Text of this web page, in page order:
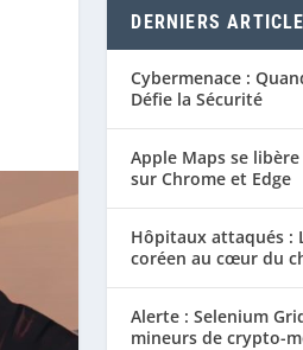
DERNIERS
Cybermenace :
Défie la Sécurité
Apple Maps se
sur Chrome et Edge
Hôpitaux attaqués :
coréen au cœur du
Alerte : Selenium
mineurs de crypto-